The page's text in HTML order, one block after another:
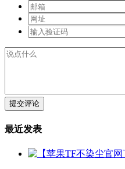
提交评论
最近发表